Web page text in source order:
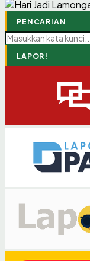
PENCARIAN
LAPOR!